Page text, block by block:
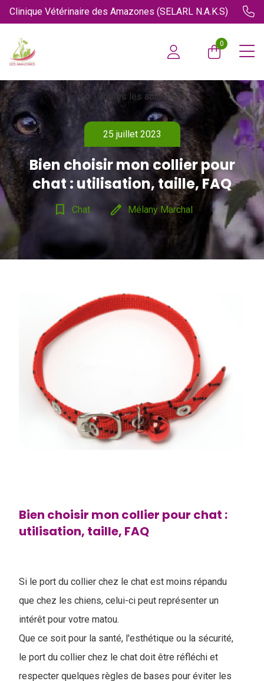
Clinique Vétérinaire des Amazones (SELARL N.A.K.S)
0
chevron_left Toutes les actualités
25 juillet 2023
Bien choisir mon collier pour
chat : utilisation, taille, FAQ
bookmark_border Chat edit Mélany Marchal
Bien choisir mon collier pour chat :
utilisation, taille, FAQ
Si le port du collier chez le chat est moins répandu
que chez les chiens, celui-ci peut représenter un
intérêt pour votre matou.
Que ce soit pour la santé, l'esthétique ou la sécurité,
le port du collier chez le chat doit être réfléchi et
respecter quelques règles de bases pour éviter les